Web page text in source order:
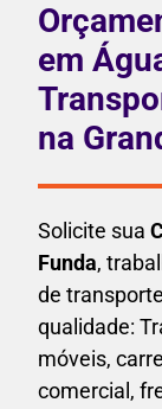
em
na
Solicite sua
Funda,
de
qualidade:
móveis,
comercial,